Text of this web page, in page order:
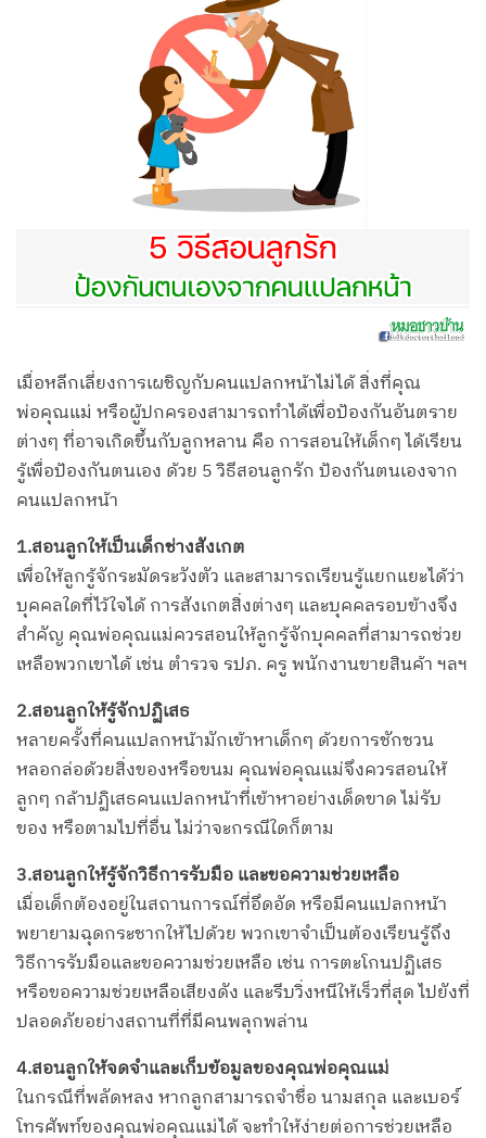
เมื่อหลีกเลี่ยงการเผชิญกับคนแปลกหน้าไม่ได้ สิ่งที่คุณ
พ่อคุณแม่ หรือผู้ปกครองสามารถทำได้เพื่อป้องกันอันตราย
ต่างๆ ที่อาจเกิดขึ้นกับลูกหลาน คือ การสอนให้เด็กๆ ได้เรียน
รู้เพื่อป้องกันตนเอง ด้วย 5 วิธีสอนลูกรัก ป้องกันตนเองจาก
คนแปลกหน้า
1.สอนลูกให้เป็นเด็กช่างสังเกต
เพื่อให้ลูกรู้จักระมัดระวังตัว และสามารถเรียนรู้แยกแยะได้ว่า
บุคคลใดที่ไว้ใจได้ การสังเกตสิ่งต่างๆ และบุคคลรอบข้างจึง
สำคัญ คุณพ่อคุณแม่ควรสอนให้ลูกรู้จักบุคคลที่สามารถช่วย
เหลือพวกเขาได้ เช่น ตำรวจ รปภ. ครู พนักงานขายสินค้า ฯลฯ
2.สอนลูกให้รู้จักปฏิเสธ
หลายครั้งที่คนแปลกหน้ามักเข้าหาเด็กๆ ด้วยการชักชวน
หลอกล่อด้วยสิ่งของหรือขนม คุณพ่อคุณแม่จึงควรสอนให้
ลูกๆ กล้าปฏิเสธคนแปลกหน้าที่เข้าหาอย่างเด็ดขาด ไม่รับ
ของ หรือตามไปที่อื่น ไม่ว่าจะกรณีใดก็ตาม
3.สอนลูกให้รู้จักวิธีการรับมือ และขอความช่วยเหลือ
เมื่อเด็กต้องอยู่ในสถานการณ์ที่อึดอัด หรือมีคนแปลกหน้า
พยายามฉุดกระชากให้ไปด้วย พวกเขาจำเป็นต้องเรียนรู้ถึง
วิธีการรับมือและขอความช่วยเหลือ เช่น การตะโกนปฏิเสธ
หรือขอความช่วยเหลือเสียงดัง และรีบวิ่งหนีให้เร็วที่สุด ไปยังที่
ปลอดภัยอย่างสถานที่ที่มีคนพลุกพล่าน
4.สอนลูกให้จดจำและเก็บข้อมูลของคุณพ่อคุณแม่
ในกรณีที่พลัดหลง หากลูกสามารถจำชื่อ นามสกุล และเบอร์
โทรศัพท์ของคุณพ่อคุณแม่ได้ จะทำให้ง่ายต่อการช่วยเหลือ